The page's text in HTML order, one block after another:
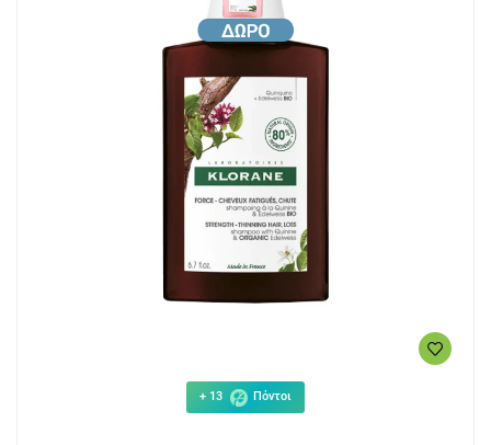
+ 13 Πόντοι